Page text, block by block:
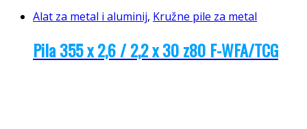
Alat za metal i aluminij, Kružne pile za metal
Pila 355 x 2,6 / 2,2 x 30 z80 F-WFA/TCG